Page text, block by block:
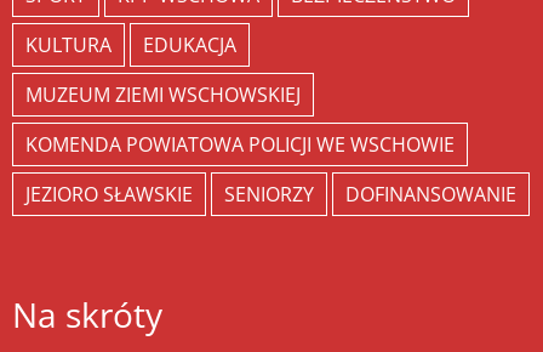
KULTURA
EDUKACJA
MUZEUM ZIEMI WSCHOWSKIEJ
KOMENDA POWIATOWA POLICJI WE WSCHOWIE
JEZIORO SŁAWSKIE
SENIORZY DOFINANSOWANIE
Na skróty